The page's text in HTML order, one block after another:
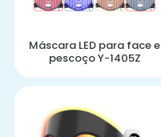
Máscara LED para face e
pescoço Y-1405Z